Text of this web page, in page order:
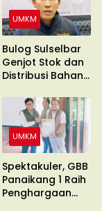
UMKM
Bulog Sulselbar
Genjot Stok dan
Distribusi Bahan
UMKM
Spektakuler, GBB
Panaikang 1 Raih
Penghargaan